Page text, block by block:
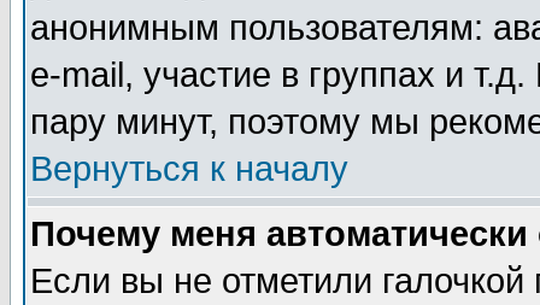
анонимным пользователям:
e-mail, участие в группах и
пару минут, поэтому мы
Вернуться к началу
Почему меня автоматически
Если вы не отметили галочкой